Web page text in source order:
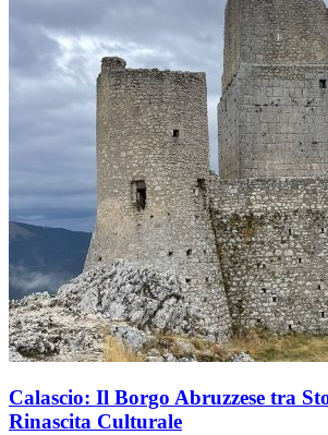
Calascio: Il Borgo Abruzzese tra
Rinascita Culturale